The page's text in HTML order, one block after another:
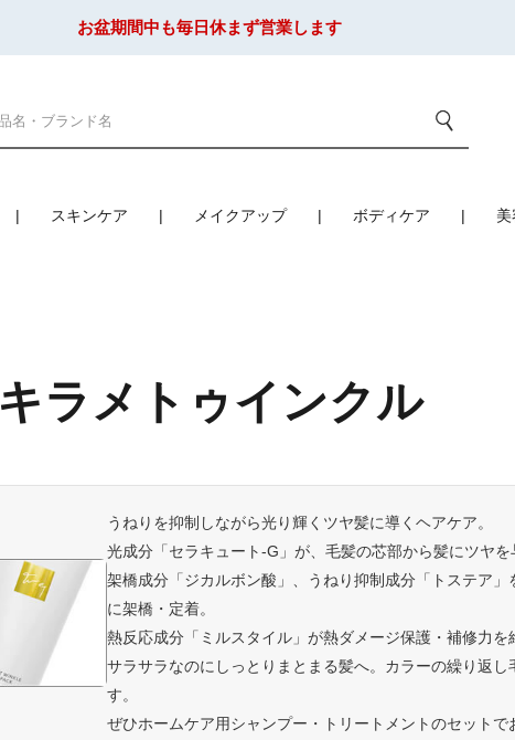
お盆期間中も毎日休まず営業します
スキンケア メイクアップ ボディケア
キラメトゥインクル
うねりを抑制しながら光り輝くツヤ髪に導くヘアケア。
光成分「セラキュート‐G」が、毛髪の芯部から髪にツヤを
架橋成分「ジカルボン酸」、うねり抑制成分「トステア
に架橋・定着。
熱反応成分「ミルスタイル」が熱ダメージ保護・補修力を
サラサラなのにしっとりまとまる髪へ。カラーの繰り返
す。
ぜひホームケア用シャンプー・トリートメントのセットで